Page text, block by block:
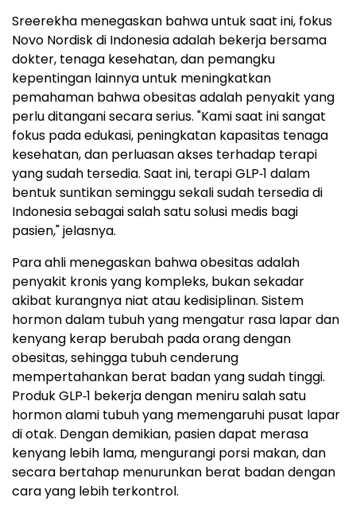
Sreerekha menegaskan bahwa untuk saat ini, fokus
Novo Nordisk di Indonesia adalah bekerja bersama
dokter, tenaga kesehatan, dan pemangku
kepentingan lainnya untuk meningkatkan
pemahaman bahwa obesitas adalah penyakit yang
perlu ditangani secara serius. "Kami saat ini sangat
fokus pada edukasi, peningkatan kapasitas tenaga
kesehatan, dan perluasan akses terhadap terapi
yang sudah tersedia. Saat ini, terapi GLP‑1 dalam
bentuk suntikan seminggu sekali sudah tersedia di
Indonesia sebagai salah satu solusi medis bagi
pasien," jelasnya.
Para ahli menegaskan bahwa obesitas adalah
penyakit kronis yang kompleks, bukan sekadar
akibat kurangnya niat atau kedisiplinan. Sistem
hormon dalam tubuh yang mengatur rasa lapar dan
kenyang kerap berubah pada orang dengan
obesitas, sehingga tubuh cenderung
mempertahankan berat badan yang sudah tinggi.
Produk GLP‑1 bekerja dengan meniru salah satu
hormon alami tubuh yang memengaruhi pusat lapar
di otak. Dengan demikian, pasien dapat merasa
kenyang lebih lama, mengurangi porsi makan, dan
secara bertahap menurunkan berat badan dengan
cara yang lebih terkontrol.